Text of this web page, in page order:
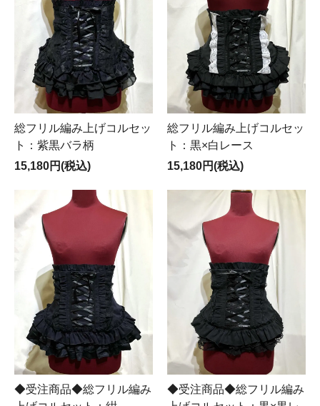
総フリル編み上げコルセッ
ト：紫黒バラ柄
15,180円(税込)
総フリル編み上げコルセッ
ト：黒×白レース
15,180円(税込)
◆受注商品◆総フリル編み
◆受注商品◆総フリル編み